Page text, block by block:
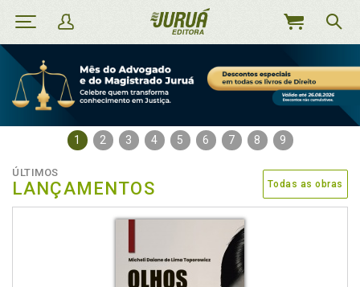
MEU
1 2 3 4 5 6 7 8 9
ÚLTIMOS
LANÇAMENTOS Todas as obras